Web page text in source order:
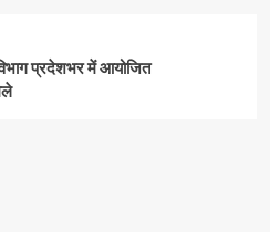
प्रदेशभर में आयोजित